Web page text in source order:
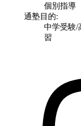
個別指導
通塾目的:
中学受験/
習